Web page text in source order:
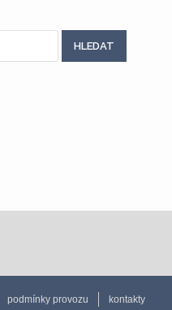
podmínky provozu kontakty